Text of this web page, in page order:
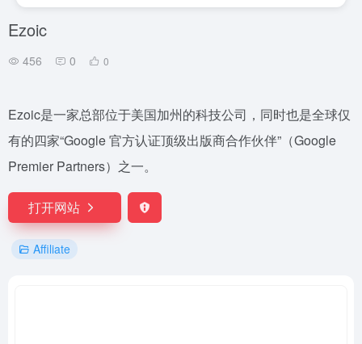
Ezoic
456 0 0
Ezoic是一家总部位于美国加州的科技公司，同时也是全球仅
有的四家“Google 官方认证顶级出版商合作伙伴”（Google
Premier Partners）之一。
打开网站
Affiliate